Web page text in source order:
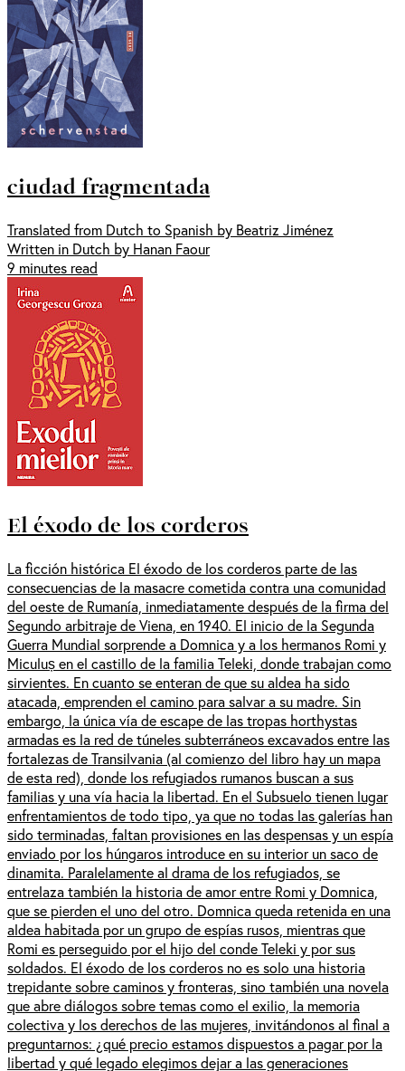
ciudad fragmentada
Translated from Dutch to Spanish by Beatriz Jiménez
Written in Dutch by Hanan Faour
9 minutes read
El éxodo de los corderos
La ficción histórica El éxodo de los corderos parte de las
consecuencias de la masacre cometida contra una comunidad
del oeste de Rumanía, inmediatamente después de la firma del
Segundo arbitraje de Viena, en 1940. El inicio de la Segunda
Guerra Mundial sorprende a Domnica y a los hermanos Romi y
Miculuș en el castillo de la familia Teleki, donde trabajan como
sirvientes. En cuanto se enteran de que su aldea ha sido
atacada, emprenden el camino para salvar a su madre. Sin
embargo, la única vía de escape de las tropas horthystas
armadas es la red de túneles subterráneos excavados entre las
fortalezas de Transilvania (al comienzo del libro hay un mapa
de esta red), donde los refugiados rumanos buscan a sus
familias y una vía hacia la libertad. En el Subsuelo tienen lugar
enfrentamientos de todo tipo, ya que no todas las galerías han
sido terminadas, faltan provisiones en las despensas y un espía
enviado por los húngaros introduce en su interior un saco de
dinamita. Paralelamente al drama de los refugiados, se
entrelaza también la historia de amor entre Romi y Domnica,
que se pierden el uno del otro. Domnica queda retenida en una
aldea habitada por un grupo de espías rusos, mientras que
Romi es perseguido por el hijo del conde Teleki y por sus
soldados. El éxodo de los corderos no es solo una historia
trepidante sobre caminos y fronteras, sino también una novela
que abre diálogos sobre temas como el exilio, la memoria
colectiva y los derechos de las mujeres, invitándonos al final a
preguntarnos: ¿qué precio estamos dispuestos a pagar por la
libertad y qué legado elegimos dejar a las generaciones